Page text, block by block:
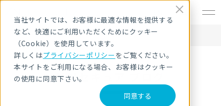
当社サイトでは、お客様に最適な情報を提供する
など、快適にご利用いただくためにクッキー
（Cookie）を使用しています。
詳しくはプライバシーポリシーをご覧ください。
本サイトをご利用になる場合、お客様はクッキー
の使用に同意下さい。
同意する
HOME
NRIセキュア ブログ
CIS Controlsとは？5分で分かる全体像とv8の改訂ポイント
NRIセキュア ブログ